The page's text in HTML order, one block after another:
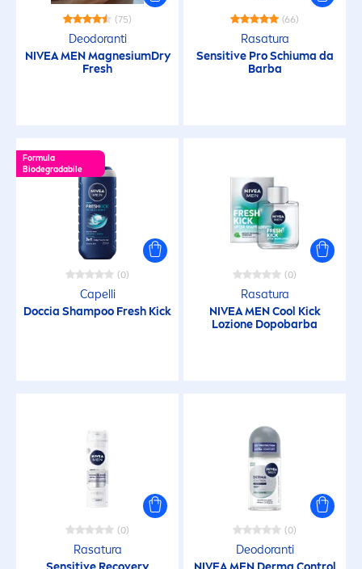
(75)
Deodoranti
NIVEA MENMagnesiumDry
Fresh
(66)
Rasatura
SensitivePro Schiuma da
Barba
Formula
Biodegradabile
(0)
Capelli
Doccia Shampoo Fresh Kick
(0)
Rasatura
NIVEA MEN Cool Kick
Lozione Dopobarba
(0)
Rasatura
(0)
Deodoranti